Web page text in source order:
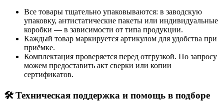
Все товары тщательно упаковываются: в заводскую
упаковку, антистатические пакеты или индивидуальные
коробки — в зависимости от типа продукции.
Каждый товар маркируется артикулом для удобства при
приёмке.
Комплектация проверяется перед отгрузкой. По запросу
можем предоставить акт сверки или копии
сертификатов.
🛠 Техническая поддержка и помощь в подборе